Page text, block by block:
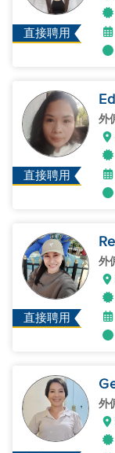
直接聘用
直接聘用
外
直接聘用
外
外